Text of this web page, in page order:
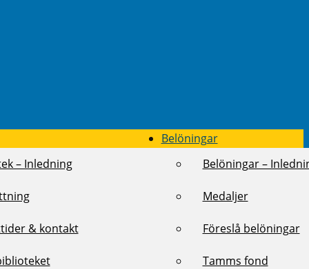
– Inledning
& kontakt
Belöningar
Belöningar –
Medaljer
Föreslå belöningar
Tamms fond